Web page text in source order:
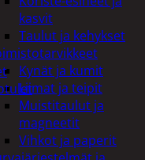
kasvit
Taulut ja kehykset
Kynät ja kumit
Liimat ja teipit
Muistitaulut ja
magneetit
Vihkot ja paperit